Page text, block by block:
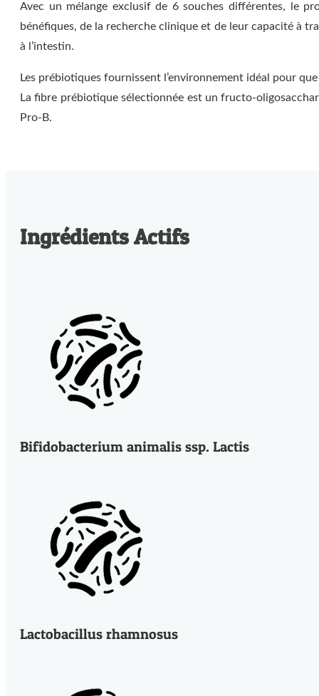
Avec un mélange exclusif de 6 souches différentes, le
bénéfiques, de la recherche clinique et de leur capacité à
à l’intestin.
Les prébiotiques fournissent l’environnement idéal pour
La fibre prébiotique sélectionnée est un fructo-
Pro-B.
Ingrédients Actifs
Bifidobacterium animalis ssp. Lactis
Lactobacillus rhamnosus